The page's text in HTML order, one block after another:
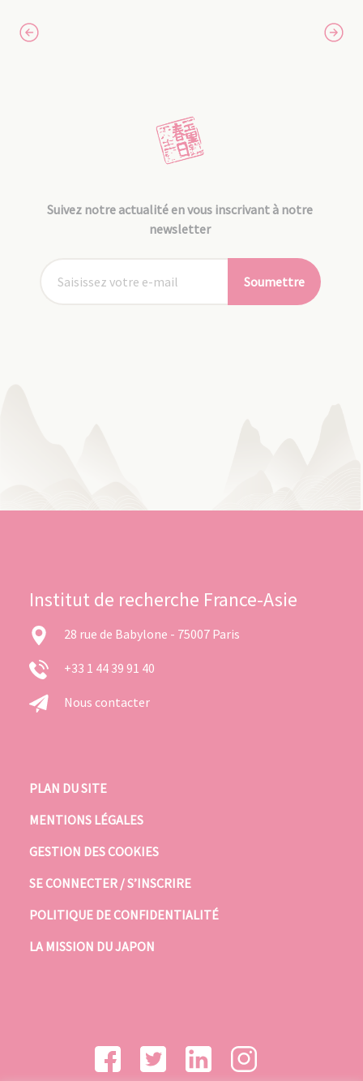
Suivez notre actualité en vous inscrivant à notre
newsletter
Soumettre
Institut de recherche France-Asie
28 rue de Babylone - 75007 Paris
+33 1 44 39 91 40
Nous contacter
PLAN DU SITE
MENTIONS LÉGALES
GESTION DES COOKIES
SE CONNECTER / S’INSCRIRE
POLITIQUE DE CONFIDENTIALITÉ
LA MISSION DU JAPON